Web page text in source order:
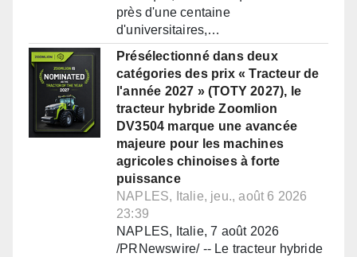
près d'une centaine
d'universitaires,…
Présélectionné dans deux
catégories des prix « Tracteur de
l'année 2027 » (TOTY 2027), le
tracteur hybride Zoomlion
DV3504 marque une avancée
majeure pour les machines
agricoles chinoises à forte
puissance
NAPLES, Italie, jeu., août 6 2026
23:39
NAPLES, Italie, 7 août 2026
/PRNewswire/ -- Le tracteur hybride